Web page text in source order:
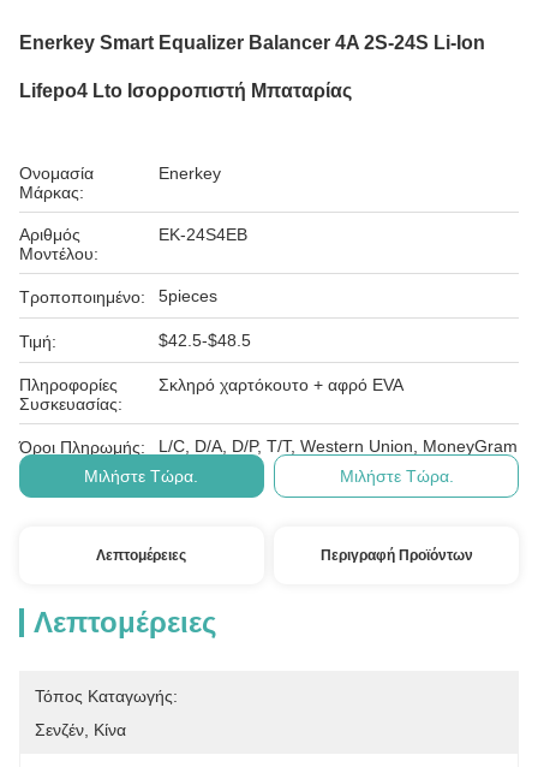
Enerkey Smart Equalizer Balancer 4A 2S-24S Li-Ion
Lifepo4 Lto Ισορροπιστή Μπαταρίας
Ονομασία
Μάρκας:
Enerkey
Αριθμός
Μοντέλου:
EK-24S4EB
Τροποποιημένο: 5pieces
Τιμή: $42.5-$48.5
Πληροφορίες
Συσκευασίας:
Σκληρό χαρτόκουτο + αφρό EVA
Όροι Πληρωμής:
L/C, D/A, D/P, T/T, Western Union, MoneyGram
Μιλήστε Τώρα.
Μιλήστε Τώρα.
Λεπτομέρειες Περιγραφή Προϊόντων
Λεπτομέρειες
Τόπος Καταγωγής:
Σενζέν, Κίνα